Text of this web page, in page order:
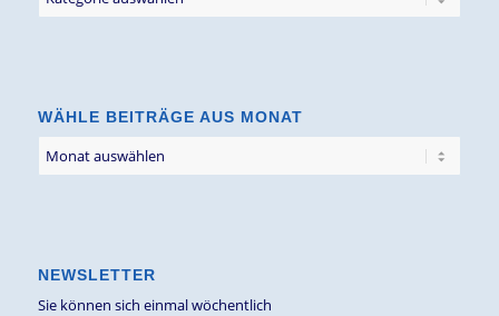
Blogbeiträge
WÄHLE BEITRÄGE AUS MONAT
NEWSLETTER
Sie können sich einmal wöchentlich